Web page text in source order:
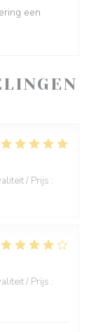
/ Prijs :
/ Prijs :
een